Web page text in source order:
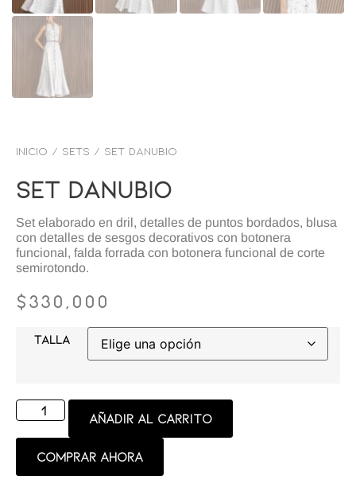
Inicio / SETS / Set danubio
Set Danubio
Set elaborado en dril, detalles de puntos bordados, blusa
con detalles de sesgos decorativos con botonera
funcional, falda forrada con botonera funcional de corte
semirotondo.
$330,000
TALLA
Añadir al carrito
Comprar ahora